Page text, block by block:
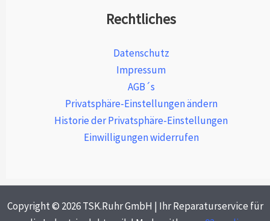
Rechtliches
Datenschutz
Impressum
AGB´s
Privatsphäre-Einstellungen ändern
Historie der Privatsphäre-Einstellungen
Einwilligungen widerrufen
Copyright © 2026 TSK.Ruhr GmbH | Ihr Reparaturservice für